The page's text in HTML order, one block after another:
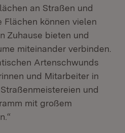
an Straßen und
Flächen können vielen
Zuhause bieten und
miteinander verbinden.
Artenschwunds
und Mitarbeiter in
und
mit großem